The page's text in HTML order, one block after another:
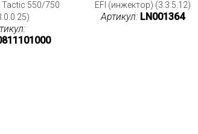
550/750
EFI (инжектор) (3.3.5.12)
Артикул: LN001364